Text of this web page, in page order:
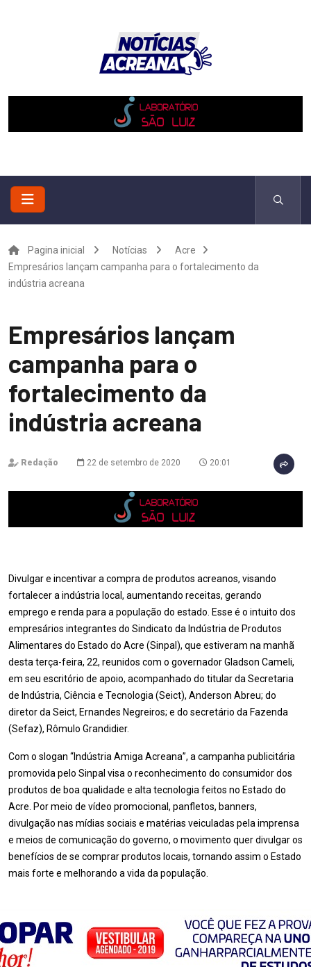
Pagina inicial Notícias
Acre
Empresários lançam campanha para o fortalecimento da
indústria acreana
Empresários lançam
campanha para o
fortalecimento da
indústria acreana
Redação 22 de setembro de 2020 20:01
Divulgar e incentivar a compra de produtos acreanos, visando
fortalecer a indústria local, aumentando receitas, gerando
emprego e renda para a população do estado. Esse é o intuito dos
empresários integrantes do Sindicato da Indústria de Produtos
Alimentares do Estado do Acre (Sinpal), que estiveram na manhã
desta terça-feira, 22, reunidos com o governador Gladson Cameli,
em seu escritório de apoio, acompanhado do titular da Secretaria
de Indústria, Ciência e Tecnologia (Seict), Anderson Abreu; do
diretor da Seict, Ernandes Negreiros; e do secretário da Fazenda
(Sefaz), Rômulo Grandidier.
Com o slogan “Indústria Amiga Acreana”, a campanha publicitária
promovida pelo Sinpal visa o reconhecimento do consumidor dos
produtos de boa qualidade e alta tecnologia feitos no Estado do
Acre. Por meio de vídeo promocional, panfletos, banners,
divulgação nas mídias sociais e matérias veiculadas pela imprensa
e meios de comunicação do governo, o movimento quer divulgar os
benefícios de se comprar produtos locais, tornando assim o Estado
mais forte e melhorando a vida da população.